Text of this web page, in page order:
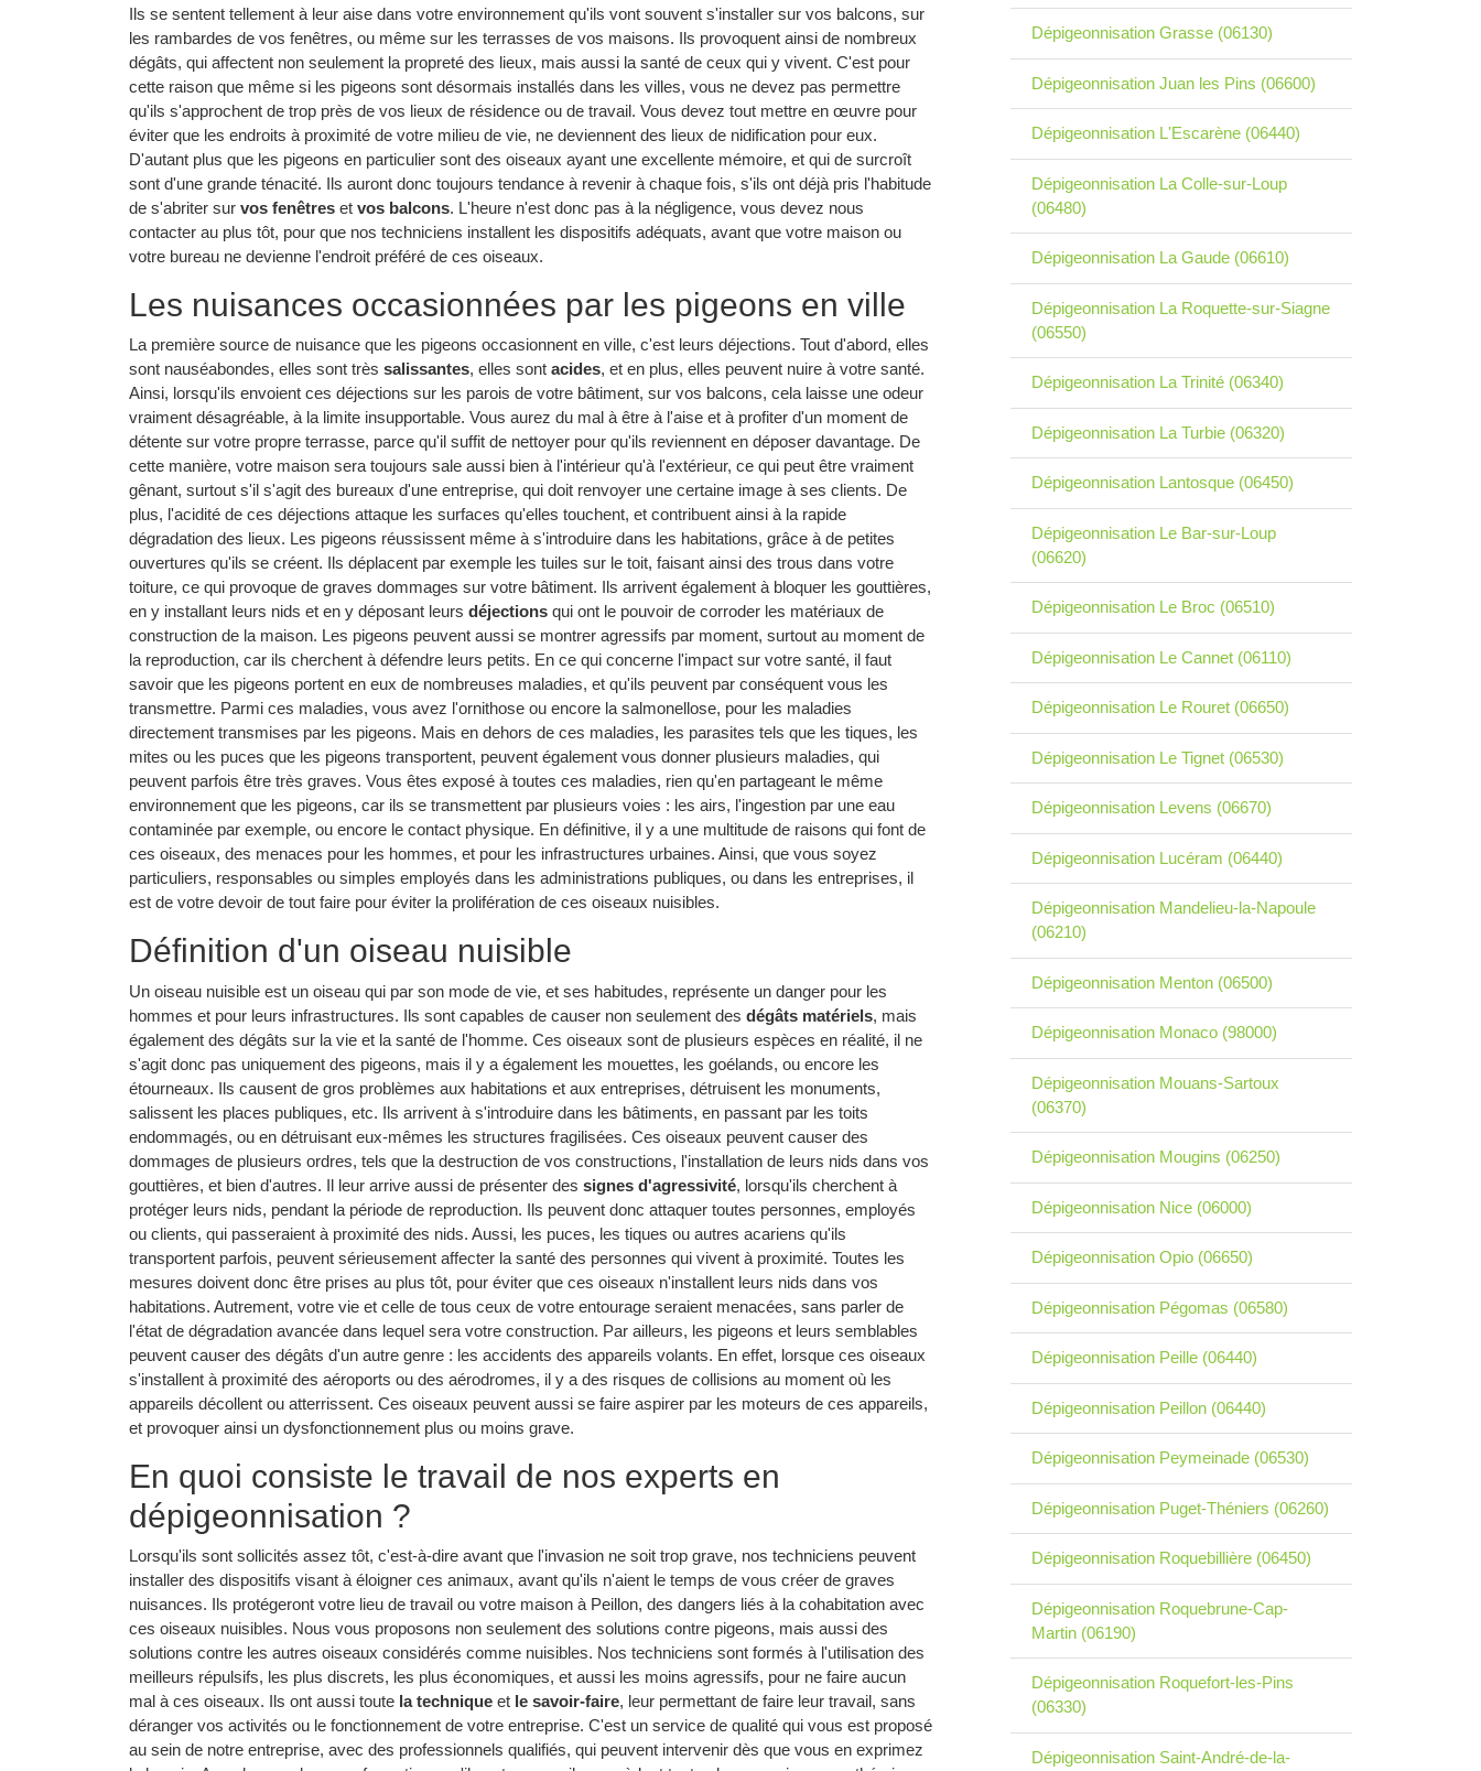
Ils se sentent tellement à leur aise dans votre environnement qu'ils vont souvent s'installer sur vos balcons, sur
les rambardes de vos fenêtres, ou même sur les terrasses de vos maisons. Ils provoquent ainsi de nombreux
dégâts, qui affectent non seulement la propreté des lieux, mais aussi la santé de ceux qui y vivent. C'est pour
cette raison que même si les pigeons sont désormais installés dans les villes, vous ne devez pas permettre
qu'ils s'approchent de trop près de vos lieux de résidence ou de travail. Vous devez tout mettre en œuvre pour
éviter que les endroits à proximité de votre milieu de vie, ne deviennent des lieux de nidification pour eux.
D'autant plus que les pigeons en particulier sont des oiseaux ayant une excellente mémoire, et qui de surcroît
sont d'une grande ténacité. Ils auront donc toujours tendance à revenir à chaque fois, s'ils ont déjà pris l'habitude
de s'abriter sur vos fenêtres et vos balcons. L'heure n'est donc pas à la négligence, vous devez nous
contacter au plus tôt, pour que nos techniciens installent les dispositifs adéquats, avant que votre maison ou
votre bureau ne devienne l'endroit préféré de ces oiseaux.
Les nuisances occasionnées par les pigeons en ville
La première source de nuisance que les pigeons occasionnent en ville, c'est leurs déjections. Tout d'abord, elles
sont nauséabondes, elles sont très salissantes, elles sont acides, et en plus, elles peuvent nuire à votre santé.
Ainsi, lorsqu'ils envoient ces déjections sur les parois de votre bâtiment, sur vos balcons, cela laisse une odeur
vraiment désagréable, à la limite insupportable. Vous aurez du mal à être à l'aise et à profiter d'un moment de
détente sur votre propre terrasse, parce qu'il suffit de nettoyer pour qu'ils reviennent en déposer davantage. De
cette manière, votre maison sera toujours sale aussi bien à l'intérieur qu'à l'extérieur, ce qui peut être vraiment
gênant, surtout s'il s'agit des bureaux d'une entreprise, qui doit renvoyer une certaine image à ses clients. De
plus, l'acidité de ces déjections attaque les surfaces qu'elles touchent, et contribuent ainsi à la rapide
dégradation des lieux. Les pigeons réussissent même à s'introduire dans les habitations, grâce à de petites
ouvertures qu'ils se créent. Ils déplacent par exemple les tuiles sur le toit, faisant ainsi des trous dans votre
toiture, ce qui provoque de graves dommages sur votre bâtiment. Ils arrivent également à bloquer les gouttières,
en y installant leurs nids et en y déposant leurs déjections qui ont le pouvoir de corroder les matériaux de
construction de la maison. Les pigeons peuvent aussi se montrer agressifs par moment, surtout au moment de
la reproduction, car ils cherchent à défendre leurs petits. En ce qui concerne l'impact sur votre santé, il faut
savoir que les pigeons portent en eux de nombreuses maladies, et qu'ils peuvent par conséquent vous les
transmettre. Parmi ces maladies, vous avez l'ornithose ou encore la salmonellose, pour les maladies
directement transmises par les pigeons. Mais en dehors de ces maladies, les parasites tels que les tiques, les
mites ou les puces que les pigeons transportent, peuvent également vous donner plusieurs maladies, qui
peuvent parfois être très graves. Vous êtes exposé à toutes ces maladies, rien qu'en partageant le même
environnement que les pigeons, car ils se transmettent par plusieurs voies : les airs, l'ingestion par une eau
contaminée par exemple, ou encore le contact physique. En définitive, il y a une multitude de raisons qui font de
ces oiseaux, des menaces pour les hommes, et pour les infrastructures urbaines. Ainsi, que vous soyez
particuliers, responsables ou simples employés dans les administrations publiques, ou dans les entreprises, il
est de votre devoir de tout faire pour éviter la prolifération de ces oiseaux nuisibles.
Définition d'un oiseau nuisible
Un oiseau nuisible est un oiseau qui par son mode de vie, et ses habitudes, représente un danger pour les
hommes et pour leurs infrastructures. Ils sont capables de causer non seulement des dégâts matériels, mais
également des dégâts sur la vie et la santé de l'homme. Ces oiseaux sont de plusieurs espèces en réalité, il ne
s'agit donc pas uniquement des pigeons, mais il y a également les mouettes, les goélands, ou encore les
étourneaux. Ils causent de gros problèmes aux habitations et aux entreprises, détruisent les monuments,
salissent les places publiques, etc. Ils arrivent à s'introduire dans les bâtiments, en passant par les toits
endommagés, ou en détruisant eux-mêmes les structures fragilisées. Ces oiseaux peuvent causer des
dommages de plusieurs ordres, tels que la destruction de vos constructions, l'installation de leurs nids dans vos
gouttières, et bien d'autres. Il leur arrive aussi de présenter des signes d'agressivité, lorsqu'ils cherchent à
protéger leurs nids, pendant la période de reproduction. Ils peuvent donc attaquer toutes personnes, employés
ou clients, qui passeraient à proximité des nids. Aussi, les puces, les tiques ou autres acariens qu'ils
transportent parfois, peuvent sérieusement affecter la santé des personnes qui vivent à proximité. Toutes les
mesures doivent donc être prises au plus tôt, pour éviter que ces oiseaux n'installent leurs nids dans vos
habitations. Autrement, votre vie et celle de tous ceux de votre entourage seraient menacées, sans parler de
l'état de dégradation avancée dans lequel sera votre construction. Par ailleurs, les pigeons et leurs semblables
peuvent causer des dégâts d'un autre genre : les accidents des appareils volants. En effet, lorsque ces oiseaux
s'installent à proximité des aéroports ou des aérodromes, il y a des risques de collisions au moment où les
appareils décollent ou atterrissent. Ces oiseaux peuvent aussi se faire aspirer par les moteurs de ces appareils,
et provoquer ainsi un dysfonctionnement plus ou moins grave.
En quoi consiste le travail de nos experts en
dépigeonnisation ?
Lorsqu'ils sont sollicités assez tôt, c'est-à-dire avant que l'invasion ne soit trop grave, nos techniciens peuvent
installer des dispositifs visant à éloigner ces animaux, avant qu'ils n'aient le temps de vous créer de graves
nuisances. Ils protégeront votre lieu de travail ou votre maison à Peillon, des dangers liés à la cohabitation avec
ces oiseaux nuisibles. Nous vous proposons non seulement des solutions contre pigeons, mais aussi des
solutions contre les autres oiseaux considérés comme nuisibles. Nos techniciens sont formés à l'utilisation des
meilleurs répulsifs, les plus discrets, les plus économiques, et aussi les moins agressifs, pour ne faire aucun
mal à ces oiseaux. Ils ont aussi toute la technique et le savoir-faire, leur permettant de faire leur travail, sans
déranger vos activités ou le fonctionnement de votre entreprise. C'est un service de qualité qui vous est proposé
au sein de notre entreprise, avec des professionnels qualifiés, qui peuvent intervenir dès que vous en exprimez
Dépigeonnisation Grasse (06130)
Dépigeonnisation Juan les Pins (06600)
Dépigeonnisation L'Escarène (06440)
Dépigeonnisation La Colle-sur-Loup
(06480)
Dépigeonnisation La Gaude (06610)
Dépigeonnisation La Roquette-sur-Siagne
(06550)
Dépigeonnisation La Trinité (06340)
Dépigeonnisation La Turbie (06320)
Dépigeonnisation Lantosque (06450)
Dépigeonnisation Le Bar-sur-Loup
(06620)
Dépigeonnisation Le Broc (06510)
Dépigeonnisation Le Cannet (06110)
Dépigeonnisation Le Rouret (06650)
Dépigeonnisation Le Tignet (06530)
Dépigeonnisation Levens (06670)
Dépigeonnisation Lucéram (06440)
Dépigeonnisation Mandelieu-la-Napoule
(06210)
Dépigeonnisation Menton (06500)
Dépigeonnisation Monaco (98000)
Dépigeonnisation Mouans-Sartoux
(06370)
Dépigeonnisation Mougins (06250)
Dépigeonnisation Nice (06000)
Dépigeonnisation Opio (06650)
Dépigeonnisation Pégomas (06580)
Dépigeonnisation Peille (06440)
Dépigeonnisation Peillon (06440)
Dépigeonnisation Peymeinade (06530)
Dépigeonnisation Puget-Théniers (06260)
Dépigeonnisation Roquebillière (06450)
Dépigeonnisation Roquebrune-Cap-
Martin (06190)
Dépigeonnisation Roquefort-les-Pins
(06330)
Dépigeonnisation Saint-André-de-la-